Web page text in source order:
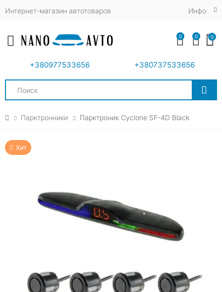
Интернет-магазин автотоваров Инфо
Toggle mobile menu
+380977533656 +380737533656
Search
0 0 0
Парктронники Парктроник Cyclone SF-4D Black
Хит